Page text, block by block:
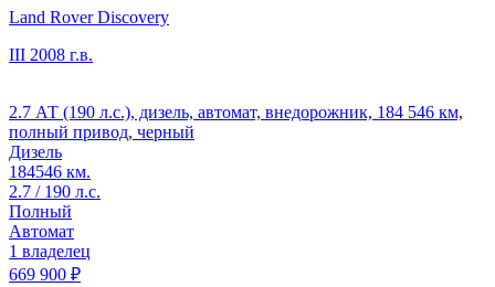
Land Rover Discovery
III 2008 г.в.
2.7 АТ (190 л.с.), дизель, автомат, внедорожник, 184 546 км,
полный привод, черный
Дизель
184546 км.
2.7 / 190 л.с.
Полный
Автомат
1 владелец
669 900 ₽